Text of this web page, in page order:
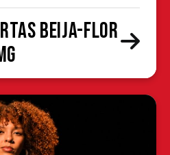
Beija-Flor